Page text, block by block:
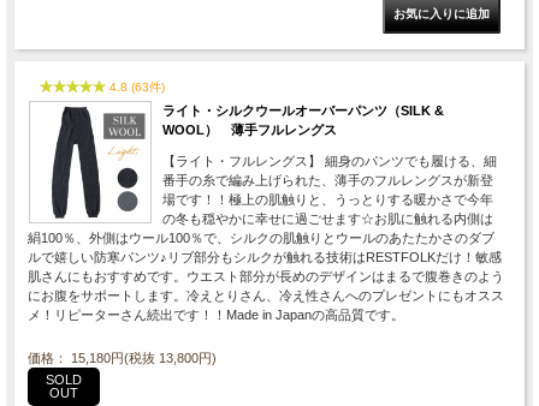
4.8 (63件)
ライト・シルクウールオーバーパンツ（SILK &
WOOL） 薄手フルレングス
【ライト・フルレングス】 細身のパンツでも履ける、細
番手の糸で編み上げられた、薄手のフルレングスが新登
場です！！極上の肌触りと、うっとりする暖かさで今年
の冬も穏やかに幸せに過ごせます☆お肌に触れる内側は
絹100％、外側はウール100％で、シルクの肌触りとウールのあたたかさのダブ
ルで嬉しい防寒パンツ♪リブ部分もシルクが触れる技術はRESTFOLKだけ！敏感
肌さんにもおすすめです。ウエスト部分が長めのデザインはまるで腹巻きのよう
にお腹をサポートします。冷えとりさん、冷え性さんへのプレゼントにもオスス
メ！リピーターさん続出です！！Made in Japanの高品質です。
価格： 15,180円(税抜 13,800円)
SOLD
OUT